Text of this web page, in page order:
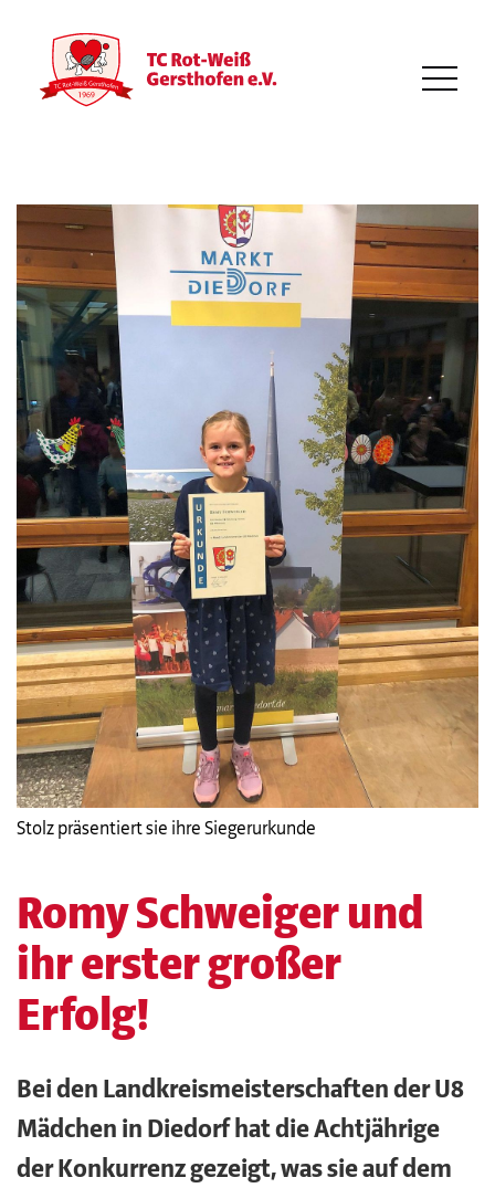
Stolz präsentiert sie ihre Siegerurkunde
Romy Schweiger und
ihr erster großer
Erfolg!
Bei den Landkreismeisterschaften der U8
Mädchen in Diedorf hat die Achtjährige
der Konkurrenz gezeigt, was sie auf dem